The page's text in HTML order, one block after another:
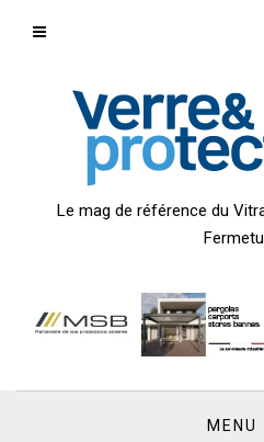
Le mag de référence du
MENU